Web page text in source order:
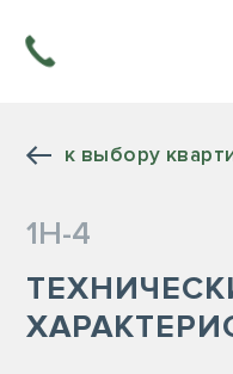
к выбору
1Н-4